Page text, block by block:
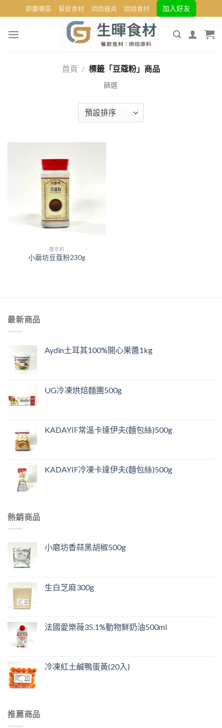
to
content
節慶專區 餐飲食材 烘焙器具 烘焙食材 加入好友
首頁 / 標籤「豆蔻粉」商品
香辛料
小磨坊豆蔻粉230g
最新商品
Aydin土耳其100%開心果醬1kg
UG冷凍烘焙麵團500g
KADAYIF常溫卡達伊夫(麵包絲)500g
KADAYIF冷凍卡達伊夫(麵包絲)500g
熱銷商品
小磨坊香蒜黑胡椒500g
生白芝麻300g
法國愛樂薇35.1%動物鮮奶油500ml
冷凍紅土鹹鴨蛋黃(20入)
推薦商品